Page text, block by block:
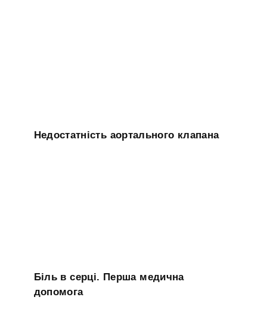
Недостатність аортального клапана
Біль в серці. Перша медична
допомога